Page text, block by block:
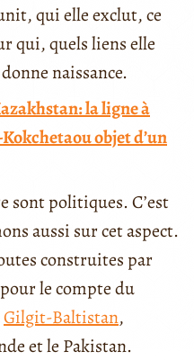
qui elle exclut, ce
qui, quels liens elle
naissance.
la ligne à
objet d’un
sont politiques. C’est
aussi sur cet aspect.
construites par
le compte du
Gilgit-Baltistan,
et le Pakistan.